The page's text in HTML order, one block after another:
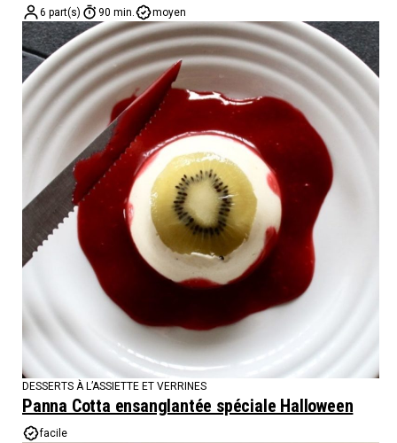
6 part(s) 90 min. moyen
DESSERTS À L’ASSIETTE ET VERRINES
Panna Cotta ensanglantée spéciale Halloween
facile